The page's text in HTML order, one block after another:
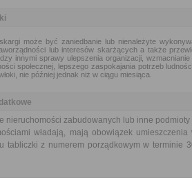
może być zaniedbanie lub nienależyte
lub interesów skarżących a także
innymi sprawy ulepszenia organizacji,
społecznej, lepszego zaspokajania potrzeb
nie później jednak niż w ciągu miesiąca.
nieruchomości zabudowanych lub inne
władają, mają obowiązek
tabliczki z numerem porządkowym w terminie